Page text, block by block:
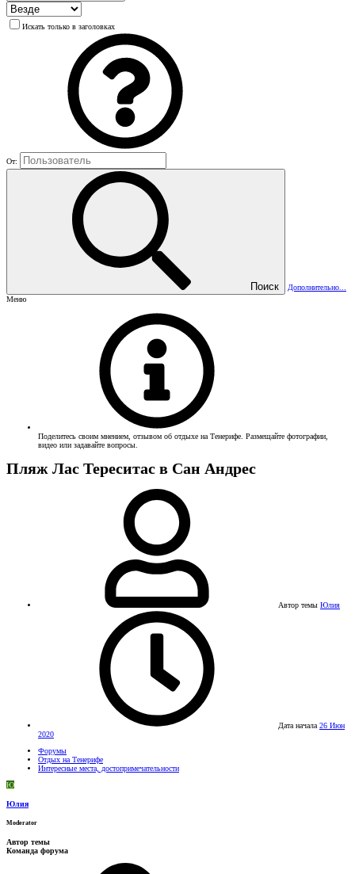
Искать только в заголовках
От:
Поиск
Дополнительно...
Меню
Поделитесь своим мнением, отзывом об отдыхе на Тенерифе. Размещайте фотографии,
видео или задавайте вопросы.
Пляж Лас Тереситас в Сан Андрес
Автор темы Юлия
Дата начала 26 Июн
2020
Форумы
Отдых на Тенерифе
Интересные места, достопримечательности
Ю
Юлия
Moderator
Автор темы
Команда форума